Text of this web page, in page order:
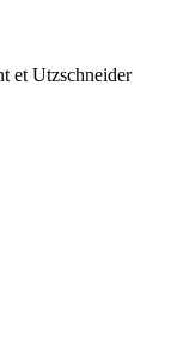
et Utzschneider